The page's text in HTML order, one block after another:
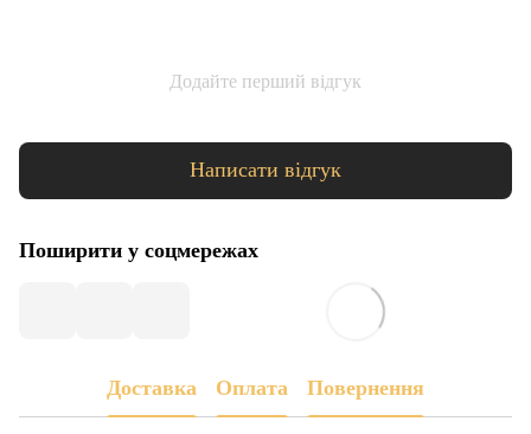
Додайте перший відгук
Написати відгук
Поширити у соцмережах
Доставка Оплата Повернення